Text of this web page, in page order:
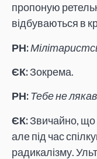
пропоную
відбуваються в
РН:
ЄК:Зокрема.
РН:Тебе не
ЄК:Звичайно, що
але під час
радикалізму.